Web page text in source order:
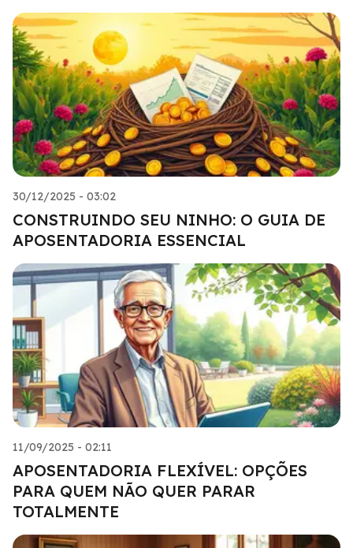
30/12/2025 - 03:02
CONSTRUINDO SEU NINHO: O GUIA DE
APOSENTADORIA ESSENCIAL
11/09/2025 - 02:11
APOSENTADORIA FLEXÍVEL: OPÇÕES
PARA QUEM NÃO QUER PARAR
TOTALMENTE